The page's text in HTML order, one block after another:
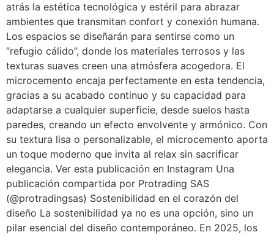
atrás la estética tecnológica y estéril para abrazar
ambientes que transmitan confort y conexión humana.
Los espacios se diseñarán para sentirse como un
“refugio cálido”, donde los materiales terrosos y las
texturas suaves creen una atmósfera acogedora. El
microcemento encaja perfectamente en esta tendencia,
gracias a su acabado continuo y su capacidad para
adaptarse a cualquier superficie, desde suelos hasta
paredes, creando un efecto envolvente y armónico. Con
su textura lisa o personalizable, el microcemento aporta
un toque moderno que invita al relax sin sacrificar
elegancia. Ver esta publicación en Instagram Una
publicación compartida por Protrading SAS
(@protradingsas) Sostenibilidad en el corazón del
diseño La sostenibilidad ya no es una opción, sino un
pilar esencial del diseño contemporáneo. En 2025, los